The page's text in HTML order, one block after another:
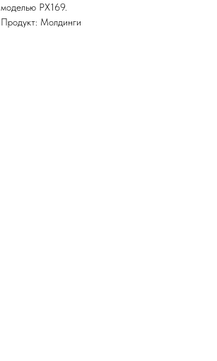
моделью РХ169.
Продукт: Молдинги